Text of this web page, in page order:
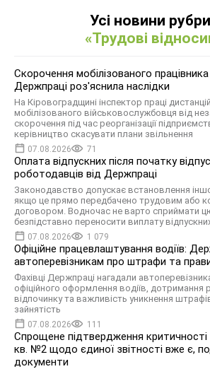
Усі новини
«Трудові
Скорочення мобілізованого працівника
Держпраці роз'яснила наслідки
На Кіровоградщині інспектор праці
мобілізованого військовослужбовця від
скорочення під час реорганізації
керівництво скасувати плани звільнення
07.08.2026 71
Оплата відпускних після початку
роботодавців від Держпраці
Законодавство допускає встановлення
якщо це прямо передбачено трудовим або
договором. Водночас не варто сприймати
безпідставно переносити виплату
07.08.2026 1 079
Офіційне працевлаштування водіїв:
автоперевізникам про штрафи та
Фахівці Держпраці нагадали
офіційного оформлення водіїв, дотримання
відпочинку та важливість уникнення
зайнятість
07.08.2026 111
Спрощене підтвердження критичності
кв. №2 щодо єдиної звітності вже є,
документи